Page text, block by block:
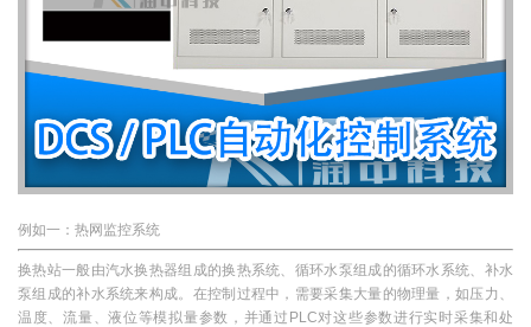
例如一：热网监控系统
换热站一般由汽水换热器组成的换热系统、循环水泵组成的循环水系统、补水
泵组成的补水系统来构成。在控制过程中，需要采集大量的物理量，如压力、
温度、流量、液位等模拟量参数，并通过PLC对这些参数进行实时采集和处